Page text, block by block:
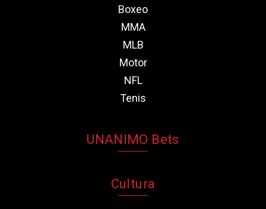
Boxeo
MMA
MLB
Motor
NFL
Tenis
UNANIMO Bets
Cultura